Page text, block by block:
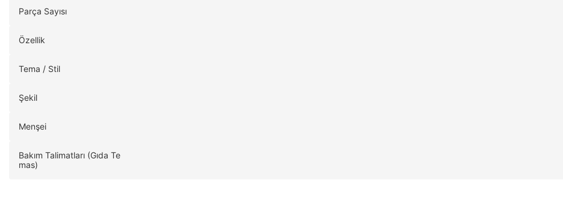
Parça Sayısı
Özellik
Tema / Stil
Şekil
Menşei
Bakım Talimatları (Gıda Te
mas)